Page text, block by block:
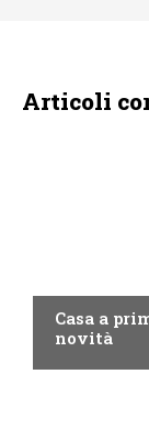
Articoli
Casa a
novità